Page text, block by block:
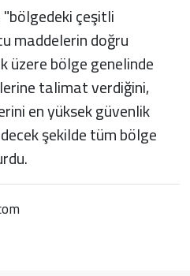
çeşitli
maddelerin doğru
bölge genelinde
talimat verdiğini,
en yüksek güvenlik
şekilde tüm bölge